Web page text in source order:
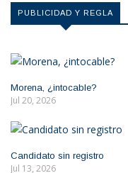
PUBLICIDAD Y REGLA
Morena, ¿intocable?
Jul 20, 2026
Candidato sin registro
Jul 13, 2026